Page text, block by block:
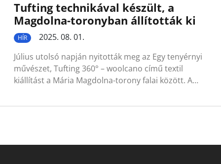
Tufting technikával készült, a
Magdolna-toronyban állították ki
HÍR
2025. 08. 01.
Július utolsó napján nyitották meg az Egy tenyérnyi
művészet, Tufting 360° – woolcano című textil
kiállítást a Mária Magdolna-torony falai között. A…